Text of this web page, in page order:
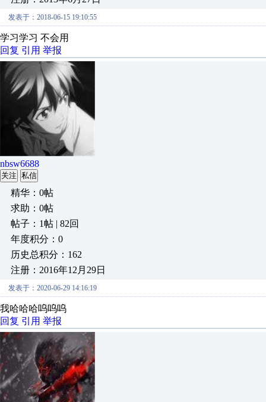
发表于：2018-06-15 19:10:55
学习学习 不会用
回复 引用 举报
nbsw6688
关注 私信
精华：0帖
求助：0帖
帖子：1帖 | 82回
年度积分：0
历史总积分：162
注册：2016年12月29日
发表于：2020-06-29 14:16:19
我哈哈哈呜呜呜
回复 引用 举报